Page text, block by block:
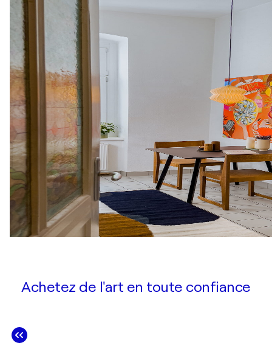
Achetez de l'art en toute confiance